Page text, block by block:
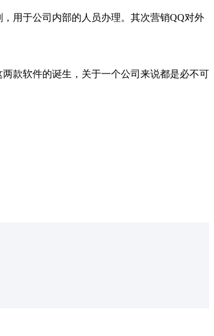
用于公司内部的人员办理。其次营销QQ对外
款软件的诞生，关于一个公司来说都是必不可